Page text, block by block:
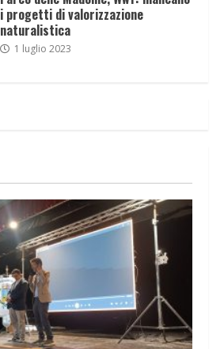
i progetti di valorizzazione
naturalistica
1 luglio 2023